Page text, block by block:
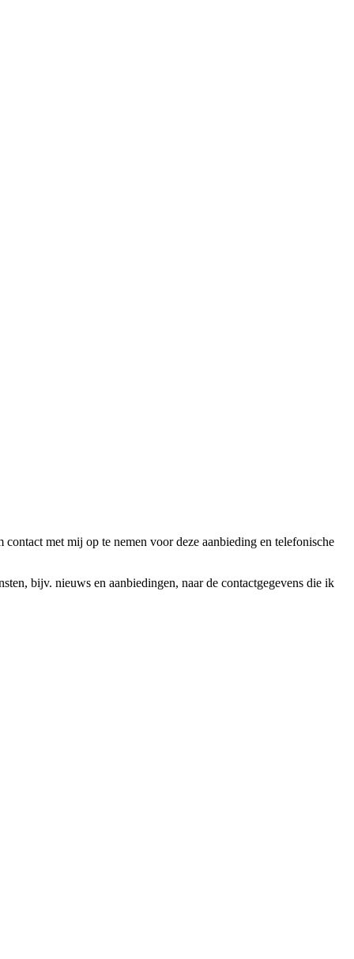
met mij op te nemen voor deze aanbieding en telefonische
bijv. nieuws en aanbiedingen, naar de contactgegevens die ik